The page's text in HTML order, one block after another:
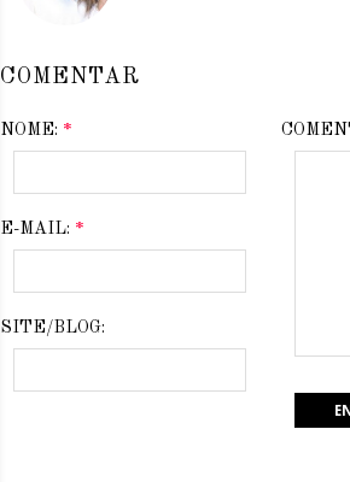
COMENTAR
NOME: *
E-MAIL: *
SITE/BLOG: